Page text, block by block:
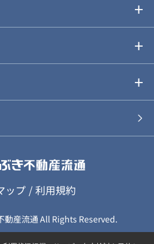
デメリット
基本方針
扱について
ップ /利用規約
動産流通 All Rights Reserved.